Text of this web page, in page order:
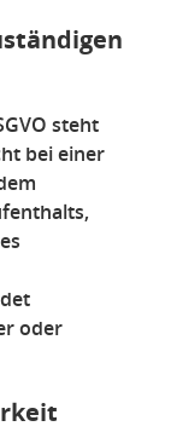
steht
bei einer
oder